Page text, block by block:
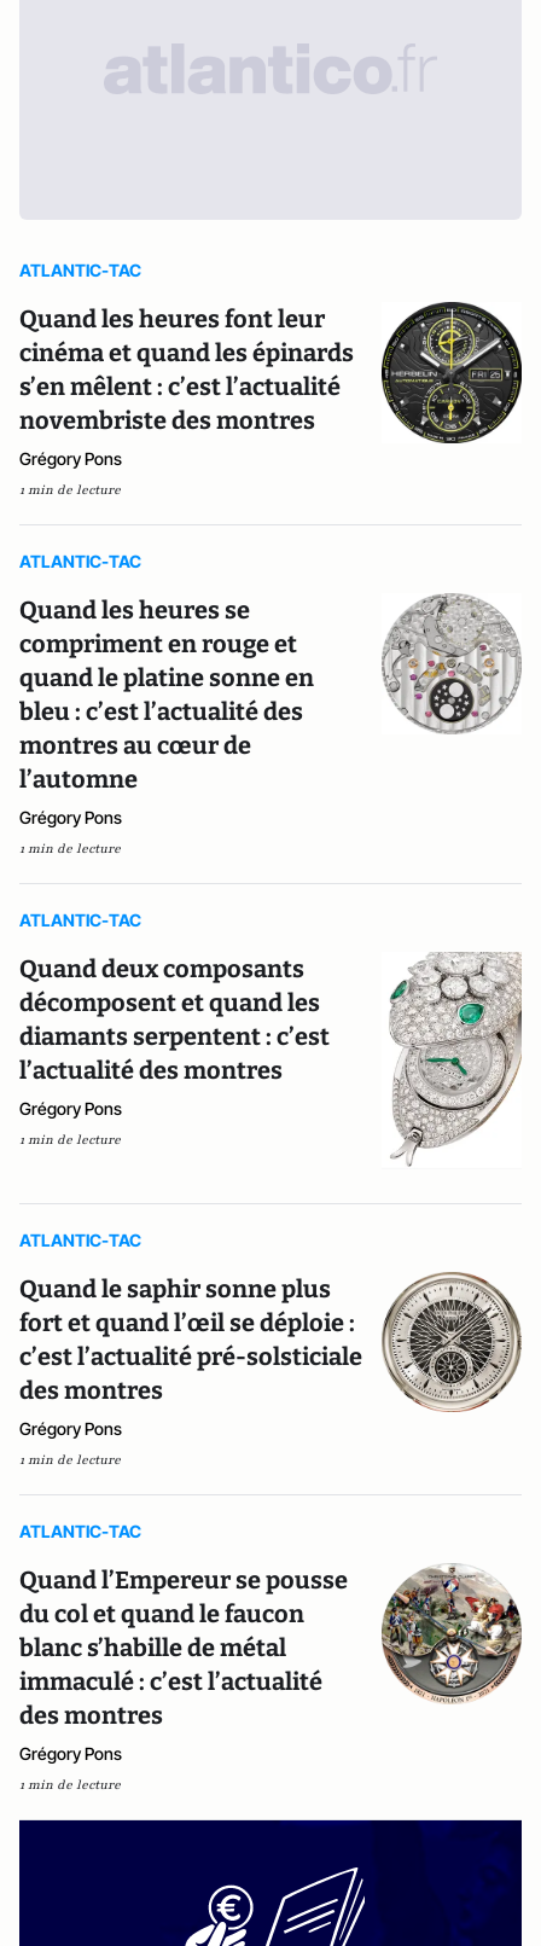
ATLANTIC-TAC
Quand les heures font leur
cinéma et quand les épinards
s’en mêlent : c’est l’actualité
novembriste des montres
Grégory Pons
1 min de lecture
ATLANTIC-TAC
Quand les heures se
compriment en rouge et
quand le platine sonne en
bleu : c’est l’actualité des
montres au cœur de
l’automne
Grégory Pons
1 min de lecture
ATLANTIC-TAC
Quand deux composants
décomposent et quand les
diamants serpentent : c’est
l’actualité des montres
Grégory Pons
1 min de lecture
ATLANTIC-TAC
Quand le saphir sonne plus
fort et quand l’œil se déploie :
c’est l’actualité pré-solsticiale
des montres
Grégory Pons
1 min de lecture
ATLANTIC-TAC
Quand l’Empereur se pousse
du col et quand le faucon
blanc s’habille de métal
immaculé : c’est l’actualité
des montres
Grégory Pons
1 min de lecture